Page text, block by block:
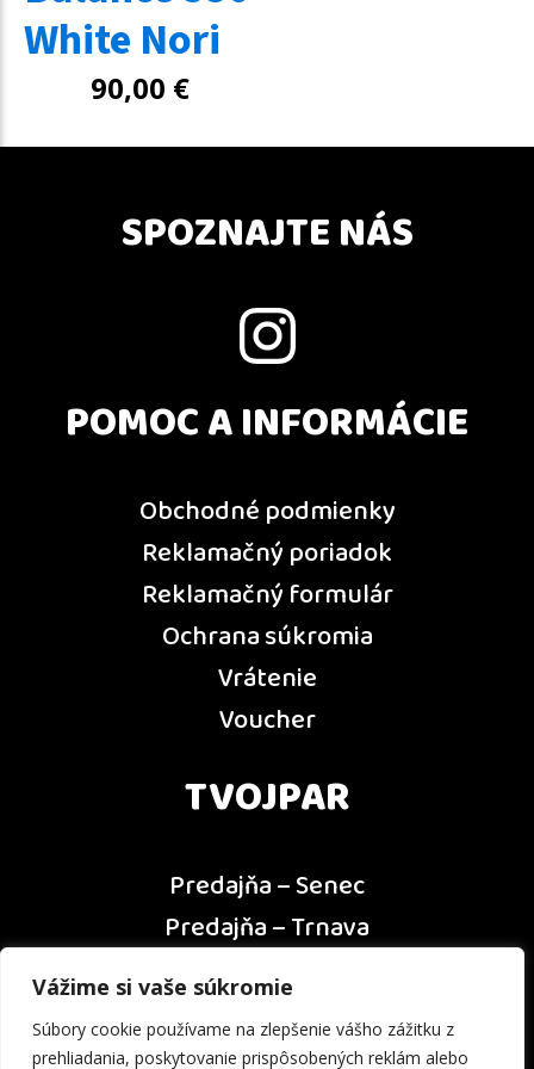
Vážime si vaše súkromie
Súbory cookie používame na zlepšenie vášho zážitku z
prehliadania, poskytovanie prispôsobených reklám alebo
White Nori
90,00 €
SPOZNAJTE NÁS
POMOC A INFORMÁCIE
Obchodné podmienky
Reklamačný poriadok
Reklamačný formulár
Ochrana súkromia
Vrátenie
Voucher
TVOJPAR
Predajňa – Senec
Predajňa – Trnava
Predajňa – Dunajská Streda
Predajňa – Nitra
Kontakt